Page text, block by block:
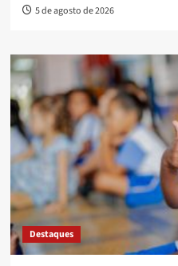
5 de agosto de 2026
Destaques